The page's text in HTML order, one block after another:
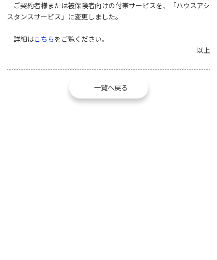
ご契約者様または被保険者向けの付帯サービスを、「ハウスアシ
スタンスサービス」に変更しました。
詳細はこちらをご覧ください。
以上
一覧へ戻る